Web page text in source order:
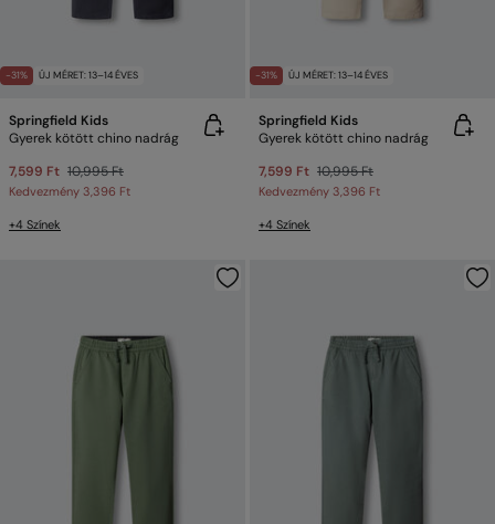
-31% ÚJ MÉRET: 13–14 ÉVES
Springfield Kids
Gyerek kötött chino nadrág
7,599 Ft 10,995 Ft
Kedvezmény 3,396 Ft
+4 Színek
-31% ÚJ MÉRET: 13–14 ÉVES
Springfield Kids
Gyerek kötött chino nadrág
7,599 Ft 10,995 Ft
Kedvezmény 3,396 Ft
+4 Színek